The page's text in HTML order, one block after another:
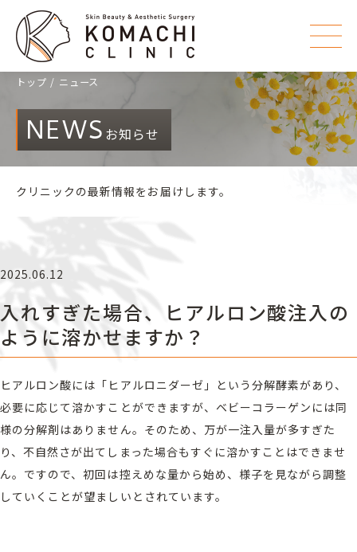
トップ ニュース
NEWS お知らせ
クリニックの最新情報をお届けします。
2025.06.12
入れすぎた場合、ヒアルロン酸注入の
ように溶かせますか？
ヒアルロン酸には「ヒアルロニダーゼ」という分解酵素があり、
必要に応じて溶かすことができますが、ベビーコラーゲンには同
様の分解剤はありません。そのため、万が一注入量が多すぎた
り、不自然さが出てしまった場合もすぐに溶かすことはできませ
ん。ですので、初回は控えめな量から始め、様子を見ながら調整
していくことが望ましいとされています。